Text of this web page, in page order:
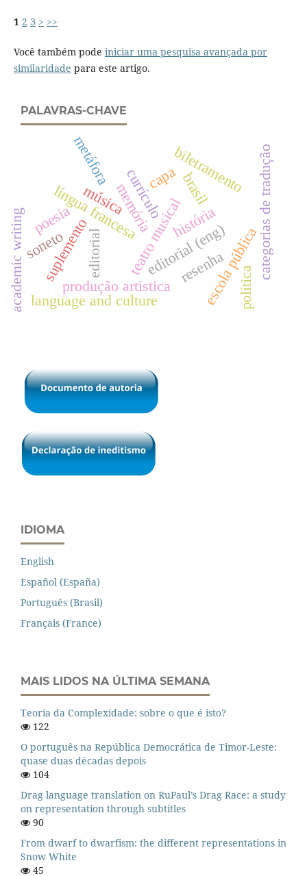
1 2 3 > >>
Você também pode iniciar uma pesquisa avançada por
similaridade para este artigo.
PALAVRAS-CHAVE
teatro musical
brasil
história
resenha
editorial
língua francesa
escola pública
currículo
memória
produção artística
biletramento
capa
suplemento categorias de tradução
poesia
música
soneto
academic writing editorial (eng)
metáfora
política
language and culture
IDIOMA
English
Español (España)
Português (Brasil)
Français (France)
MAIS LIDOS NA ÚLTIMA SEMANA
Teoria da Complexidade: sobre o que é isto?
122
O português na República Democrática de Timor-Leste:
quase duas décadas depois
104
Drag language translation on RuPaul’s Drag Race: a study
on representation through subtitles
90
From dwarf to dwarfism: the different representations in
Snow White
45